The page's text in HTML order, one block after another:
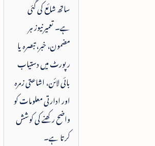
ساتھ شائع کی گئی
ہے۔ تعمیرنیوز ہر
مضمون، خبر، تبصرہ یا
رپورٹ میں دستیاب
بائی لائن، اشاعتی زمرہ
اور ادارتی معلومات کو
واضح رکھنے کی کوشش
کرتا ہے۔